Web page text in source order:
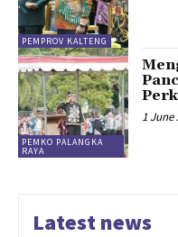
PEMPROV KALTENG
PEMKO PALANGKA
RAYA
1 June
Latest news